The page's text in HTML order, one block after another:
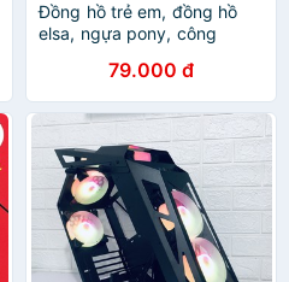
Đồng hồ trẻ em, đồng hồ
elsa, ngựa pony, công
1 đến 10 tuổi Xu Xu Kids
79.000 đ